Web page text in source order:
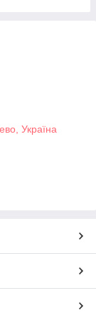
Україна